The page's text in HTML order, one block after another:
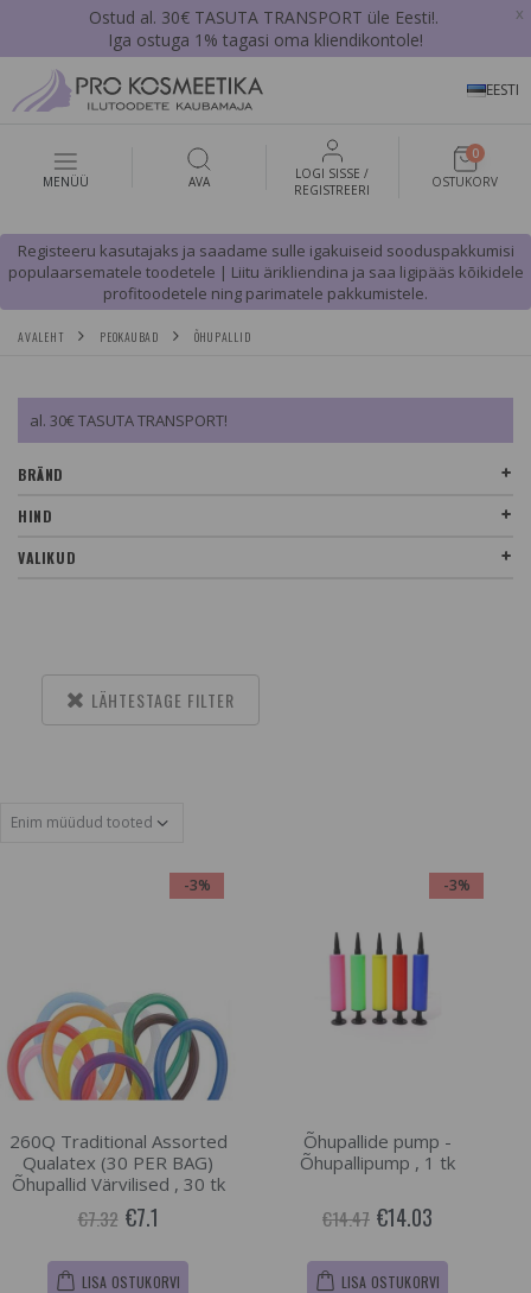
Ostud al. 30€ TASUTA TRANSPORT üle Eesti!.
Iga ostuga 1% tagasi oma kliendikontole!
x
EESTI
MENÜÜ AVA
LOGI SISSE /
REGISTREERI
0
OSTUKORV
Registeeru kasutajaks ja saadame sulle igakuiseid sooduspakkumisi
populaarsematele toodetele | Liitu ärikliendina ja saa ligipääs kõikidele
profitoodetele ning parimatele pakkumistele.
AVALEHT PEOKAUBAD ÕHUPALLID
al. 30€ TASUTA TRANSPORT!
BRÄND
HIND
VALIKUD
LÄHTESTAGE FILTER
-3%
260Q Traditional Assorted
Qualatex (30 PER BAG)
Õhupallid Värvilised , 30 tk
€7.32 €7.1
LISA OSTUKORVI
-3%
Õhupallide pump -
Õhupallipump , 1 tk
€14.47 €14.03
LISA OSTUKORVI